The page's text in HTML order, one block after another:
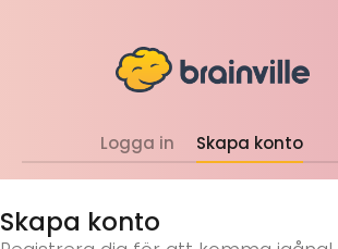
Logga in Skapa konto
Skapa konto